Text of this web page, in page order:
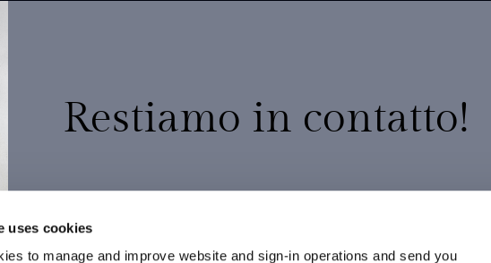
uses cookies
to manage and improve website and sign-in operations and send you
Restiamo in contatto!